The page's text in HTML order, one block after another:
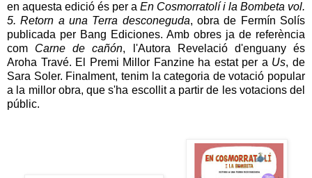
en aquesta edició és per a En Cosmorratolí i la Bombeta vol.
5. Retorn a una Terra desconeguda, obra de Fermín Solís
publicada per Bang Ediciones. Amb obres ja de referència
com Carne de cañón, l'Autora Revelació d'enguany és
Aroha Travé. El Premi Millor Fanzine ha estat per a Us, de
Sara Soler. Finalment, tenim la categoria de votació popular
a la millor obra, que s'ha escollit a partir de les votacions del
públic.